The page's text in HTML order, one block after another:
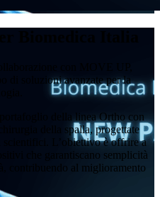
di soluzioni avanzate per la
della linea Ortho con
della spalla, progettate
scientifici. L’obiettivo è offrire a
che garantiscano semplicità
contribuendo al miglioramento